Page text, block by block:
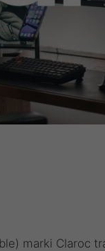
marki Claroc